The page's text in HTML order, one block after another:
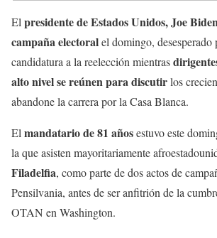
El presidente de Estados Unidos, Joe
campaña electoralel domingo, desesperado
candidatura a la reelección mientras
alto nivel se reúnen para discutirlos
abandone la carrera por la Casa Blanca.
El mandatario de 81 añosestuvo este
la que asisten mayoritariamente
Filadelfia, como parte de dos actos de
Pensilvania, antes de ser anfitrión de la
OTAN en Washington.